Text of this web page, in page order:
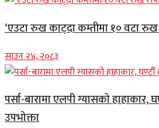
‘एउटा रुख काट्दा कम्तीमा १० वटा रुख
साउन २४, २०८३
पर्सा-बारामा एलपी ग्यासको हाहाकार,
उपभोक्ता